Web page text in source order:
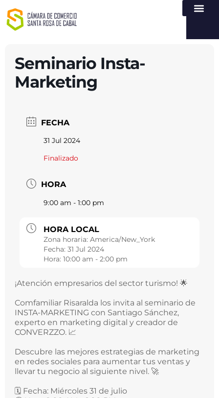
Seminario Insta-
Marketing
FECHA
31 Jul 2024
Finalizado
HORA
9:00 am - 1:00 pm
HORA LOCAL
Zona horaria: America/New_York
Fecha: 31 Jul 2024
Hora: 10:00 am - 2:00 pm
¡Atención empresarios del sector turismo! 🌟
Comfamiliar Risaralda los invita al seminario de
INSTA-MARKETING con Santiago Sánchez,
experto en marketing digital y creador de
CONVERZZO. 📈
Descubre las mejores estrategias de marketing
en redes sociales para aumentar tus ventas y
llevar tu negocio al siguiente nivel. 🚀
🗓️ Fecha: Miércoles 31 de julio